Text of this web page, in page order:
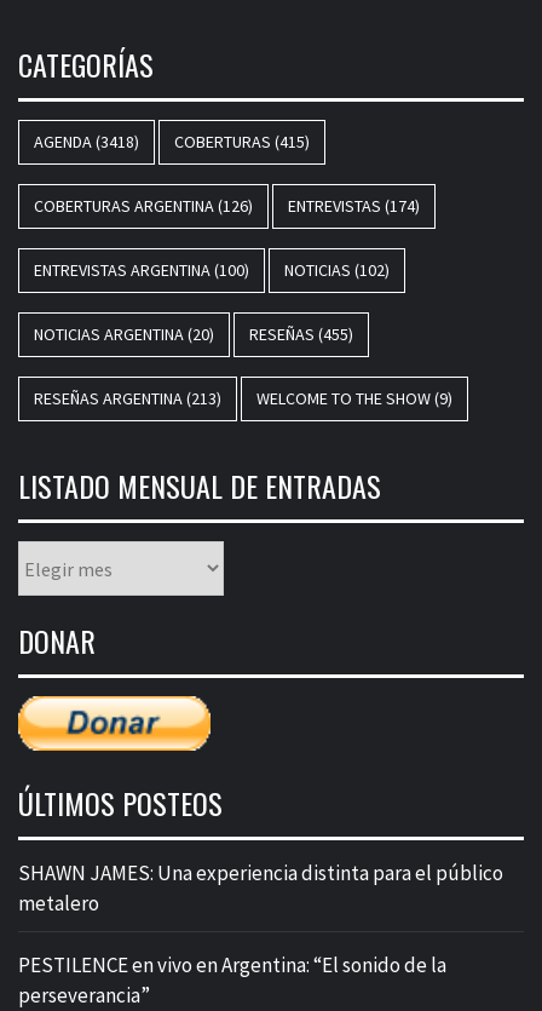
CATEGORÍAS
AGENDA(3418) COBERTURAS (415)
COBERTURAS ARGENTINA(126) ENTREVISTAS (174)
ENTREVISTAS ARGENTINA(100) NOTICIAS (102)
NOTICIAS ARGENTINA(20) RESEÑAS (455)
RESEÑAS ARGENTINA(213) WELCOME TO THE SHOW(9)
LISTADO MENSUAL DE ENTRADAS
mensual
entradas
DONAR
ÚLTIMOS POSTEOS
SHAWN JAMES: Una experiencia distinta para el público
metalero
PESTILENCE en vivo en Argentina: “El sonido de la
perseverancia”